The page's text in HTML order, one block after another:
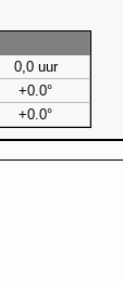
0,0 uur
+0.0°
+0.0°